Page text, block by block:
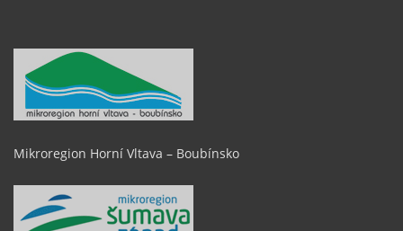
Mikroregion Horní Vltava – Boubínsko